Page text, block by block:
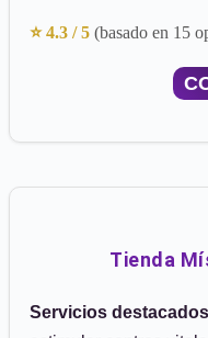
⭐ 4.3 / 5 (basado en 15
Tienda
Servicios